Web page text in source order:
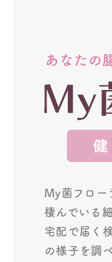
My菌フロー
棲んでいる
宅配で届く
の様子を調